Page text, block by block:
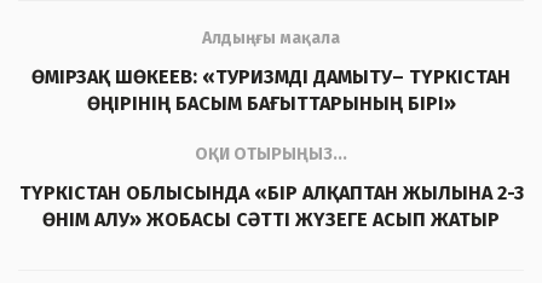
Алдыңғы мақала
ӨМІРЗАҚ ШӨКЕЕВ: «ТУРИЗМДІ ДАМЫТУ– ТҮРКІСТАН
ӨҢІРІНІҢ БАСЫМ БАҒЫТТАРЫНЫҢ БІРІ»
ОҚИ ОТЫРЫҢЫЗ...
ТҮРКІСТАН ОБЛЫСЫНДА «БІР АЛҚАПТАН ЖЫЛЫНА 2-3
ӨНІМ АЛУ» ЖОБАСЫ СӘТТІ ЖҮЗЕГЕ АСЫП ЖАТЫР